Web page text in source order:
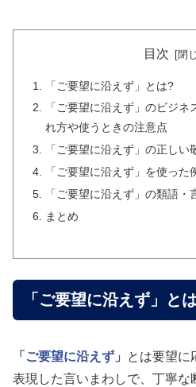
目次
「ご要望に沿えず」とは?
「ご要望に沿えず」のビジ
れ方や使うときの注意点
「ご要望に沿えず」の正しい
「ご要望に沿えず」を使った
「ご要望に沿えず」の類語・
まとめ
「ご要望に沿えず」と
「ご要望に沿えず」
とは要望に
表現した言いまわしで、丁寧な